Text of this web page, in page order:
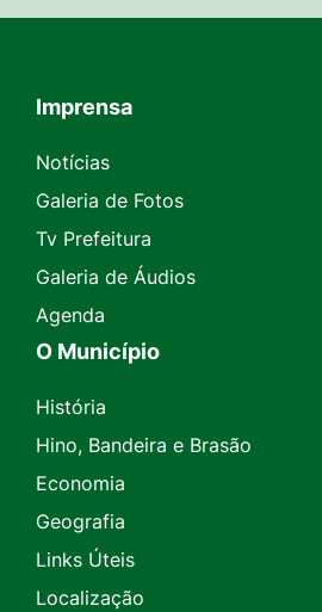
Seção do Rodapé e Contato
Imprensa
Notícias
Galeria de Fotos
Tv Prefeitura
Galeria de Áudios
Agenda
O Município
História
Hino, Bandeira e Brasão
Economia
Geografia
Links Úteis
Localização